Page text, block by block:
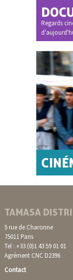
Regards
TAMASA
5 rue de Charonne
75011 Paris
Tel : +33 (0)1 43 59 01 01
Agrément CNC D2396
Contact